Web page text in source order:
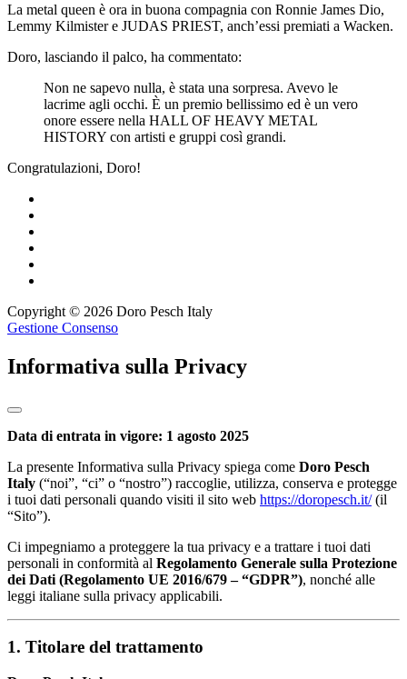
La metal queen è ora in buona compagnia con Ronnie James Dio,
Lemmy Kilmister e JUDAS PRIEST, anch’essi premiati a Wacken.
Doro, lasciando il palco, ha commentato:
Non ne sapevo nulla, è stata una sorpresa. Avevo le
lacrime agli occhi. È un premio bellissimo ed è un vero
onore essere nella HALL OF HEAVY METAL
HISTORY con artisti e gruppi così grandi.
Congratulazioni, Doro!
Copyright © 2026 Doro Pesch Italy
Gestione Consenso
Informativa sulla Privacy
Data di entrata in vigore: 1 agosto 2025
La presente Informativa sulla Privacy spiega come Doro Pesch
Italy (“noi”, “ci” o “nostro”) raccoglie, utilizza, conserva e protegge
i tuoi dati personali quando visiti il sito web https://doropesch.it/(il
“Sito”).
Ci impegniamo a proteggere la tua privacy e a trattare i tuoi dati
personali in conformità al Regolamento Generale sulla Protezione
dei Dati (Regolamento UE 2016/679 – “GDPR”), nonché alle
leggi italiane sulla privacy applicabili.
1. Titolare del trattamento